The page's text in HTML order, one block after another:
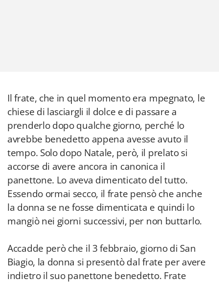
Il frate, che in quel momento era mpegnato, le
chiese di lasciargli il dolce e di passare a
prenderlo dopo qualche giorno, perché lo
avrebbe benedetto appena avesse avuto il
tempo. Solo dopo Natale, però, il prelato si
accorse di avere ancora in canonica il
panettone. Lo aveva dimenticato del tutto.
Essendo ormai secco, il frate pensò che anche
la donna se ne fosse dimenticata e quindi lo
mangiò nei giorni successivi, per non buttarlo.
Accadde però che il 3 febbraio, giorno di San
Biagio, la donna si presentò dal frate per avere
indietro il suo panettone benedetto. Frate